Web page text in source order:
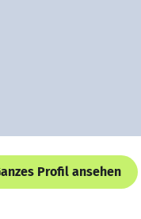
Profil ansehen